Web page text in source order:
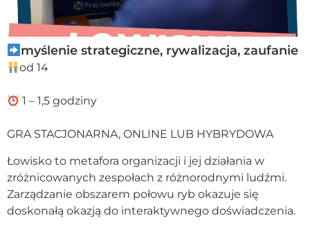
myślenie strategiczne, rywalizacja, zaufanie
od 14
1 – 1,5 godziny
GRA STACJONARNA, ONLINE LUB HYBRYDOWA
Łowisko to metafora organizacji i jej działania w
zróżnicowanych zespołach z różnorodnymi ludźmi.
Zarządzanie obszarem połowu ryb okazuje się
doskonałą okazją do interaktywnego doświadczenia.